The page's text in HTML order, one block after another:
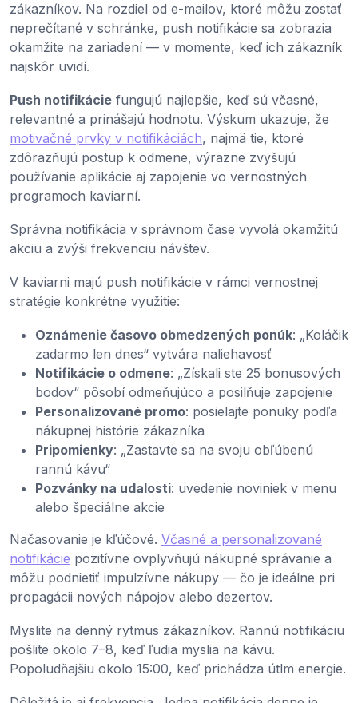
zákazníkov. Na rozdiel od e-mailov, ktoré môžu zostať
neprečítané v schránke, push notifikácie sa zobrazia
okamžite na zariadení — v momente, keď ich zákazník
najskôr uvidí.
Push notifikácie fungujú najlepšie, keď sú včasné,
relevantné a prinášajú hodnotu. Výskum ukazuje, že
motivačné prvky v notifikáciách, najmä tie, ktoré
zdôrazňujú postup k odmene, výrazne zvyšujú
používanie aplikácie aj zapojenie vo vernostných
programoch kaviarní.
Správna notifikácia v správnom čase vyvolá okamžitú
akciu a zvýši frekvenciu návštev.
V kaviarni majú push notifikácie v rámci vernostnej
stratégie konkrétne využitie:
Oznámenie časovo obmedzených ponúk: „Koláčik
zadarmo len dnes“ vytvára naliehavosť
Notifikácie o odmene: „Získali ste 25 bonusových
bodov“ pôsobí odmeňujúco a posilňuje zapojenie
Personalizované promo: posielajte ponuky podľa
nákupnej histórie zákazníka
Pripomienky: „Zastavte sa na svoju obľúbenú
rannú kávu“
Pozvánky na udalosti: uvedenie noviniek v menu
alebo špeciálne akcie
Načasovanie je kľúčové. Včasné a personalizované
notifikácie pozitívne ovplyvňujú nákupné správanie a
môžu podnietiť impulzívne nákupy — čo je ideálne pri
propagácii nových nápojov alebo dezertov.
Myslite na denný rytmus zákazníkov. Rannú notifikáciu
pošlite okolo 7–8, keď ľudia myslia na kávu.
Popoludňajšiu okolo 15:00, keď prichádza útlm energie.